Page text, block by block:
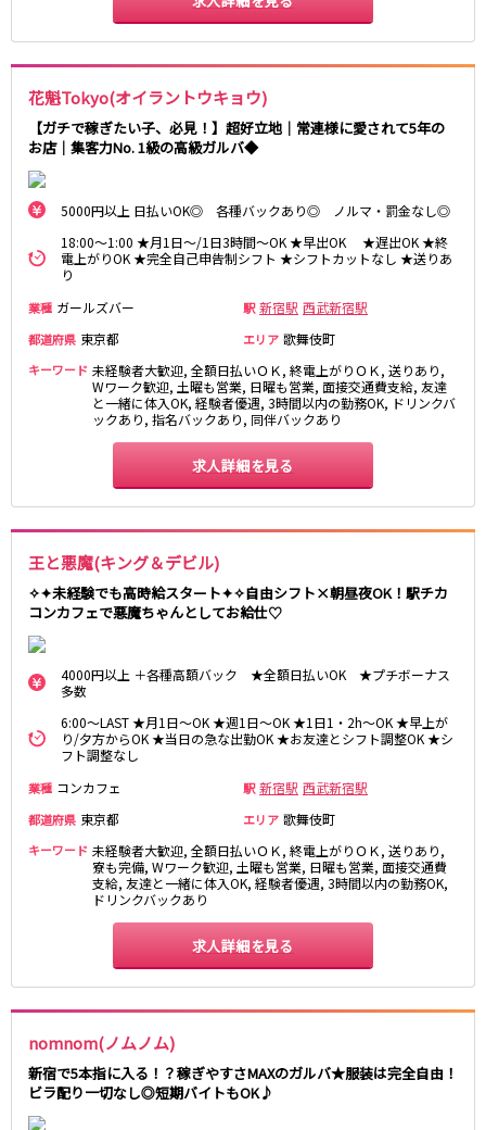
花魁Tokyo(オイラントウキョウ)
【ガチで稼ぎたい子、必見！】超好立地｜常連様に愛されて5年の
お店｜集客力No. 1級の高級ガルバ◆
5000円以上 日払いOK◎ 各種バックあり◎ ノルマ・罰金なし◎
18:00～1:00 ★月1日～/1日3時間～OK ★早出OK ★遅出OK ★終
電上がりOK ★完全自己申告制シフト ★シフトカットなし ★送りあ
り
業種 ガールズバー 駅 新宿駅 西武新宿駅
都道府県 東京都 エリア 歌舞伎町
キーワード 未経験者大歓迎, 全額日払いＯＫ, 終電上がりＯＫ, 送りあり,
Wワーク歓迎, 土曜も営業, 日曜も営業, 面接交通費支給, 友達
と一緒に体入OK, 経験者優遇, 3時間以内の勤務OK, ドリンクバ
ックあり, 指名バックあり, 同伴バックあり
求人詳細を見る
王と悪魔(キング＆デビル)
✧✦未経験でも高時給スタート✦✧自由シフト×朝昼夜OK！駅チカ
コンカフェで悪魔ちゃんとしてお給仕♡
4000円以上 ＋各種高額バック ★全額日払いOK ★プチボーナス
多数
6:00～LAST ★月1日～OK ★週1日～OK ★1日1・2h～OK ★早上が
り/夕方からOK ★当日の急な出勤OK ★お友達とシフト調整OK ★シ
フト調整なし
業種 コンカフェ 駅 新宿駅 西武新宿駅
都道府県 東京都 エリア 歌舞伎町
キーワード 未経験者大歓迎, 全額日払いＯＫ, 終電上がりＯＫ, 送りあり,
寮も完備, Wワーク歓迎, 土曜も営業, 日曜も営業, 面接交通費
支給, 友達と一緒に体入OK, 経験者優遇, 3時間以内の勤務OK,
ドリンクバックあり
求人詳細を見る
nomnom(ノムノム)
新宿で5本指に入る！？稼ぎやすさMAXのガルバ★服装は完全自由！
ビラ配り一切なし◎短期バイトもOK♪
綾瀬駅
町屋駅
西日暮里駅
表参道駅
乃木坂駅
都営新宿線
本八幡駅
住吉駅
小川町駅
森下駅
瑞江駅
一之江駅
船堀駅
菊川駅
つくばエクスプレス
秋葉原駅
北千住駅
つくば駅
研究学園駅
浅草駅
守谷駅
三郷中央駅
八潮駅
東急大井町線
自由が丘駅
大井町駅
二子玉川駅
京急本線
京急蒲田駅
横須賀中央駅
日ノ出町駅
京急鶴見駅
上大岡駅
平和島駅
吉祥寺駅
渋谷駅
神泉駅
井の頭公園駅
池ノ上駅
JR八高線(八王子～高麗川)
八王子駅
東武野田線